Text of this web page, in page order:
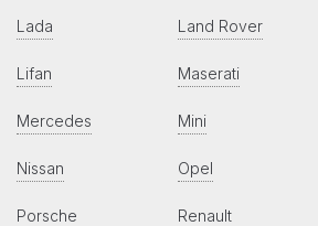
Lada Land Rover
Lifan Maserati
Mercedes Mini
Nissan Opel
Porsche Renault